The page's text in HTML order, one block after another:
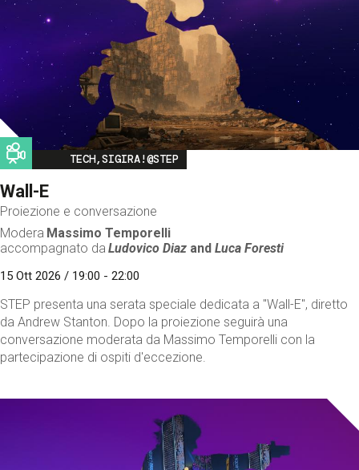
Image
TECH,SIGIRA!@STEP
Wall-E
Proiezione e conversazione
Modera Massimo Temporelli
accompagnato da Ludovico Diaz andLuca Foresti
15 Ott 2026 / 19:00 - 22:00
STEP presenta una serata speciale dedicata a "Wall-E", diretto
da Andrew Stanton. Dopo la proiezione seguirà una
conversazione moderata da Massimo Temporelli con la
partecipazione di ospiti d'eccezione.